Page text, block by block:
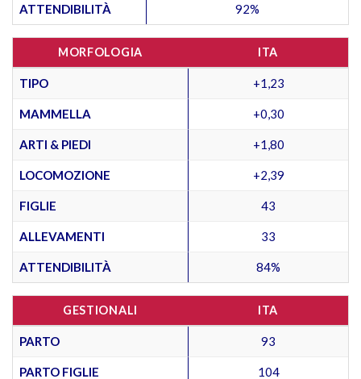
ATTENDIBILITÀ 92%
MORFOLOGIA ITA
TIPO +1,23
MAMMELLA +0,30
ARTI & PIEDI +1,80
LOCOMOZIONE +2,39
FIGLIE 43
ALLEVAMENTI 33
ATTENDIBILITÀ 84%
GESTIONALI ITA
PARTO 93
PARTO FIGLIE 104